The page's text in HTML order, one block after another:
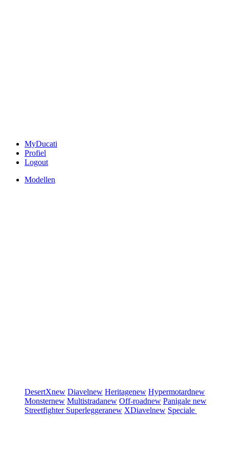
MyDucati
Profiel
Logout
Modellen
DesertXnew Diavelnew Heritagenew Hypermotardnew
Monsternew Multistradanew Off-roadnew Panigale new
Streetfighter Superleggeranew XDiavelnew Speciale